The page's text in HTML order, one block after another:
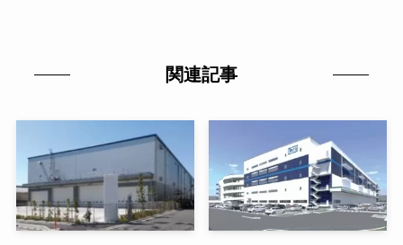
関連記事